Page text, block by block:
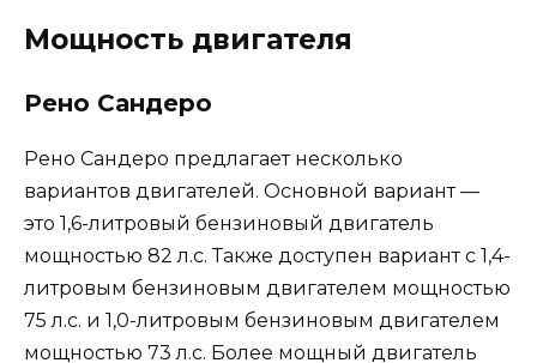
Мощность двигателя
Рено Сандеро
Рено Сандеро предлагает несколько
вариантов двигателей. Основной вариант —
это 1,6-литровый бензиновый двигатель
мощностью 82 л.с. Также доступен вариант с 1,4-
литровым бензиновым двигателем мощностью
75 л.с. и 1,0-литровым бензиновым двигателем
мощностью 73 л.с. Более мощный двигатель